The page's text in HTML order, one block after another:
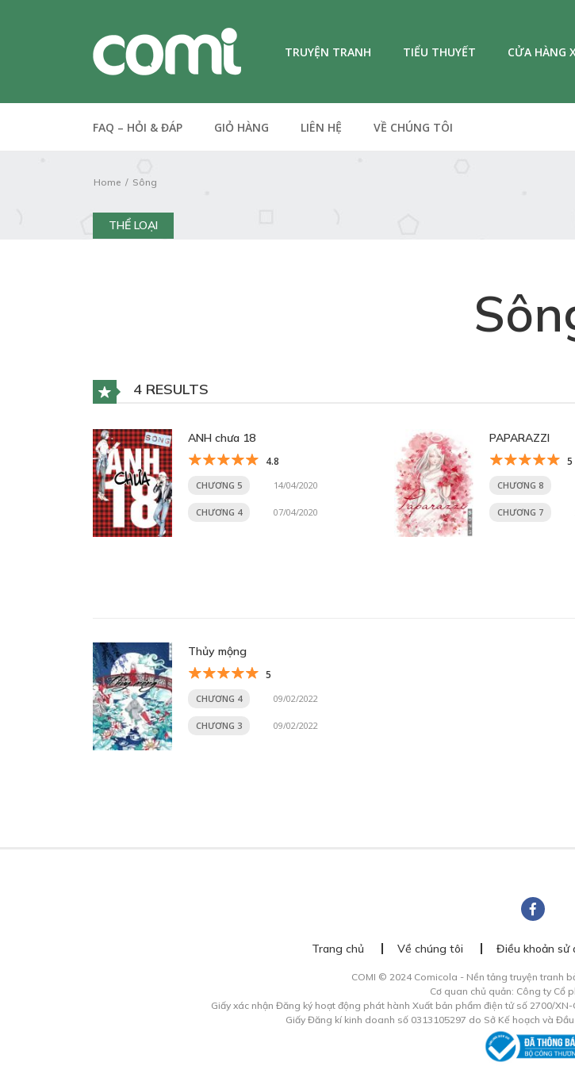
TRUYỆN TRANH TIỂU THUYẾT CỬA HÀNG
FAQ – HỎI & ĐÁP GIỎ HÀNG LIÊN HỆ VỀ CHÚNG TÔI
Home Sông
THỂ LOẠI
4 RESULTS
ANH chưa 18
4.8
CHƯƠNG 5 14/04/2020
CHƯƠNG 4 07/04/2020
PAPARAZZI
5
CHƯƠNG 8
CHƯƠNG 7
Thủy mộng
5
CHƯƠNG 4 09/02/2022
CHƯƠNG 3 09/02/2022
Trang chủ Về chúng tôi Điều khoản sử
COMI © 2024 Comicola - Nền tảng truyện tranh
Cơ quan chủ quản: Công ty Cổ
Giấy xác nhận Đăng ký hoạt động phát hành Xuất bản phẩm điện tử số 2700/
Giấy Đăng kí kinh doanh số 0313105297 do Sở Kế hoạch và